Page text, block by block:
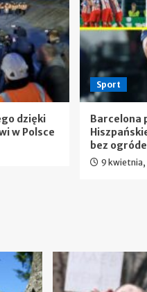
dzięki
w Polsce
Sport
Barcelona
bez
9 kwietnia,